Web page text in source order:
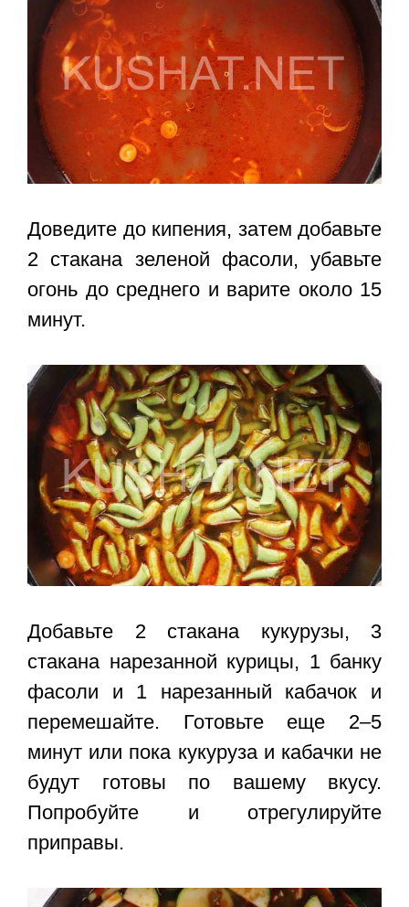
Доведите до кипения, затем добавьте
2 стакана зеленой фасоли, убавьте
огонь до среднего и варите около 15
минут.
Добавьте 2 стакана кукурузы, 3
стакана нарезанной курицы, 1 банку
фасоли и 1 нарезанный кабачок и
перемешайте. Готовьте еще 2–5
минут или пока кукуруза и кабачки не
будут готовы по вашему вкусу.
Попробуйте и отрегулируйте
приправы.